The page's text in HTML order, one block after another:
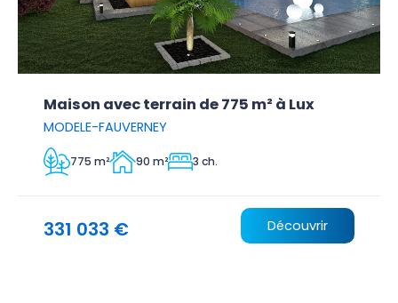
Maison avec terrain de 775 m² à Lux
MODELE-FAUVERNEY
775 m² 90 m² 3 ch.
331 033 € Découvrir